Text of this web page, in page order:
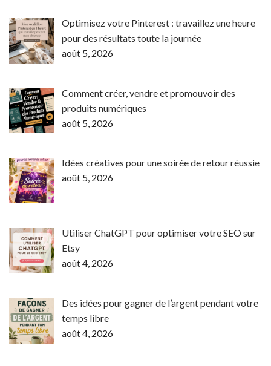
Optimisez votre Pinterest : travaillez une heure
pour des résultats toute la journée
août 5, 2026
Comment créer, vendre et promouvoir des
produits numériques
août 5, 2026
Idées créatives pour une soirée de retour réussie
août 5, 2026
Utiliser ChatGPT pour optimiser votre SEO sur
Etsy
août 4, 2026
Des idées pour gagner de l’argent pendant votre
temps libre
août 4, 2026